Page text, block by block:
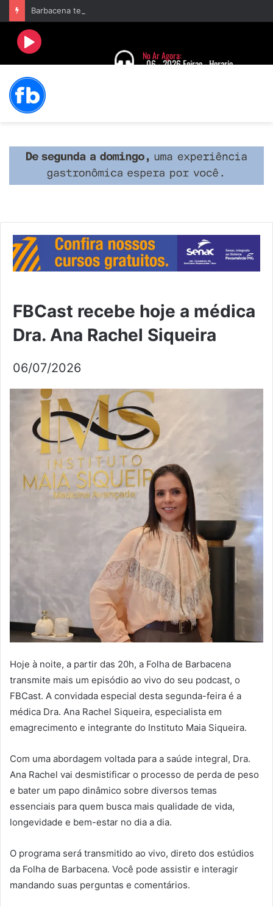
FBCast recebe hoje a médica
Dra. Ana Rachel Siqueira
06/07/2026
Hoje à noite, a partir das 20h, a Folha de Barbacena
transmite mais um episódio ao vivo do seu podcast, o
FBCast. A convidada especial desta segunda-feira é a
médica Dra. Ana Rachel Siqueira, especialista em
emagrecimento e integrante do Instituto Maia Siqueira.
Com uma abordagem voltada para a saúde integral, Dra.
Ana Rachel vai desmistificar o processo de perda de peso
e bater um papo dinâmico sobre diversos temas
essenciais para quem busca mais qualidade de vida,
longevidade e bem-estar no dia a dia.
O programa será transmitido ao vivo, direto dos estúdios
da Folha de Barbacena. Você pode assistir e interagir
mandando suas perguntas e comentários.